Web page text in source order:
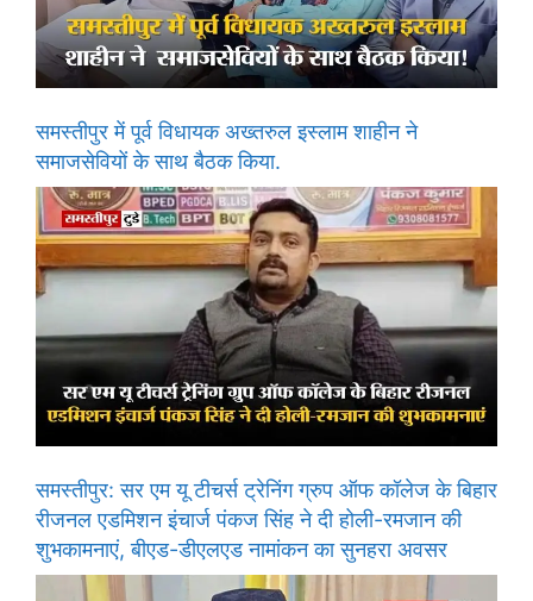
समस्तीपुर में पूर्व विधायक अख्तरुल इस्लाम शाहीन ने
समाजसेवियों के साथ बैठक किया.
समस्तीपुर: सर एम यू टीचर्स ट्रेनिंग ग्रुप ऑफ कॉलेज के बिहार
रीजनल एडमिशन इंचार्ज पंकज सिंह ने दी होली-रमजान की
शुभकामनाएं, बीएड-डीएलएड नामांकन का सुनहरा अवसर